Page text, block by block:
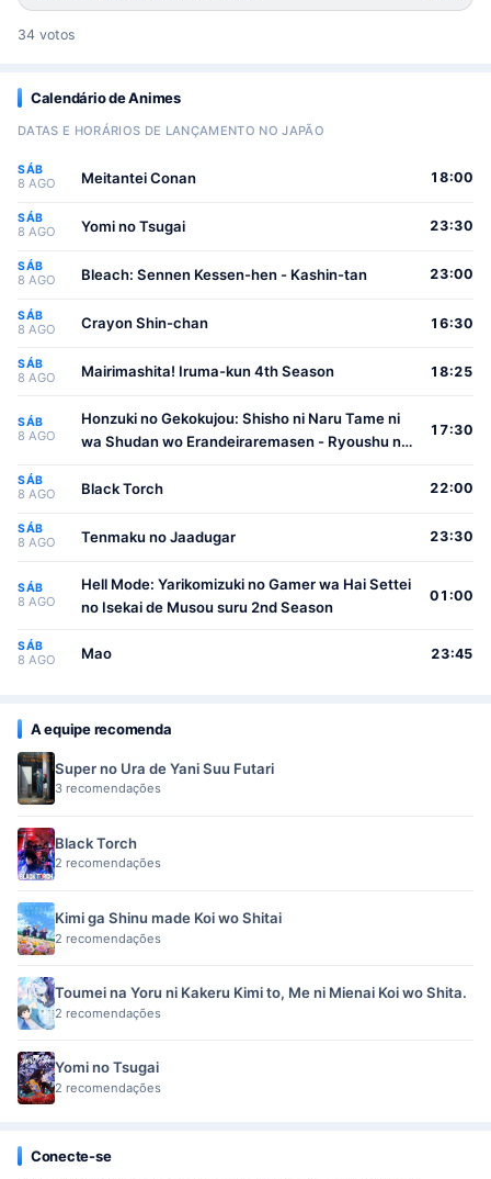
34 votos
Calendário de Animes
DATAS E HORÁRIOS DE LANÇAMENTO NO JAPÃO
SÁB
8 AGO Meitantei Conan 18:00
SÁB
8 AGO Yomi no Tsugai 23:30
SÁB
8 AGO Bleach: Sennen Kessen-hen - Kashin-tan 23:00
SÁB
8 AGO Crayon Shin-chan 16:30
SÁB
8 AGO Mairimashita! Iruma-kun 4th Season 18:25
SÁB
8 AGO
Honzuki no Gekokujou: Shisho ni Naru Tame ni
wa Shudan wo Erandeiraremasen - Ryoushu no
17:30
SÁB
8 AGO Black Torch 22:00
SÁB
8 AGO Tenmaku no Jaadugar 23:30
SÁB
8 AGO
Hell Mode: Yarikomizuki no Gamer wa Hai Settei
no Isekai de Musou suru 2nd Season
01:00
SÁB
8 AGO Mao 23:45
A equipe recomenda
Super no Ura de Yani Suu Futari
3 recomendações
Black Torch
2 recomendações
Kimi ga Shinu made Koi wo Shitai
2 recomendações
Toumei na Yoru ni Kakeru Kimi to, Me ni Mienai Koi wo Shita.
2 recomendações
Yomi no Tsugai
2 recomendações
Conecte-se